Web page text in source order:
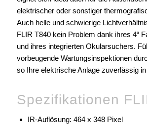
elektrischer oder sonstiger
Auch helle und schwierige
FLIR T840 kein Problem dank ihres 4“
und ihres integrierten Okularsuchers.
vorbeugende Wartungsinspektionen
so Ihre elektrische Anlage zuverlässig
Spezifikationen
IR-Auflösung: 464 x 348 Pixel